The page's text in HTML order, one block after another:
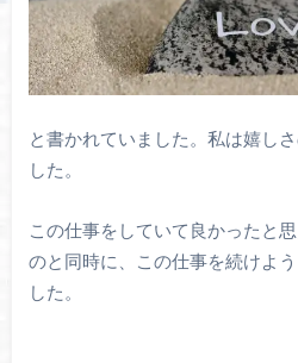
と書かれていました。私は嬉し
した。
この仕事をしていて良かったと
のと同時に、この仕事を続けよ
した。